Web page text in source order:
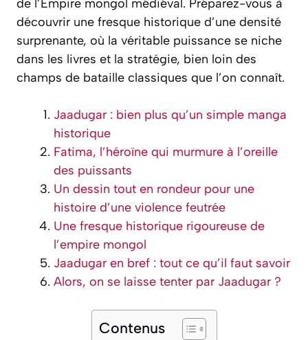
de l’Empire mongol médiéval. Préparez-vous à
découvrir une fresque historique d’une densité
surprenante, où la véritable puissance se niche
dans les livres et la stratégie, bien loin des
champs de bataille classiques que l’on connaît.
Jaadugar : bien plus qu’un simple manga
historique
Fatima, l’héroïne qui murmure à l’oreille
des puissants
Un dessin tout en rondeur pour une
histoire d’une violence feutrée
Une fresque historique rigoureuse de
l’empire mongol
Jaadugar en bref : tout ce qu’il faut savoir
Alors, on se laisse tenter par Jaadugar ?
Contenus